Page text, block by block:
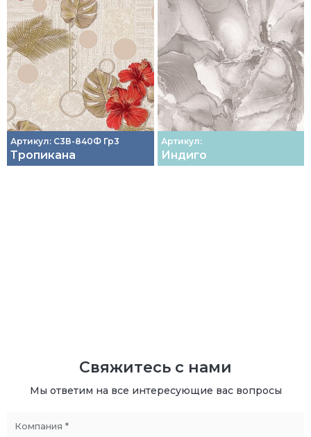
Артикул: С3В-840Ф Гр3
Тропикана
Артикул:
Индиго
Свяжитесь с нами
Мы ответим на все интересующие вас вопросы